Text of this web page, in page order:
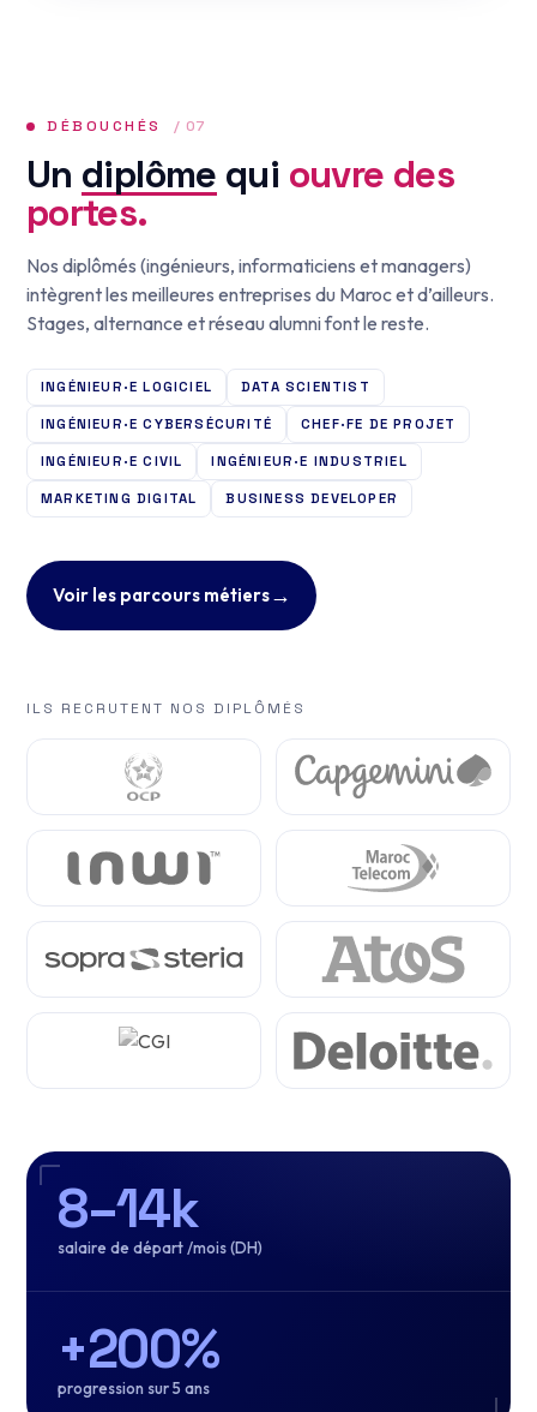
DÉBOUCHÉS / 07
Un diplôme qui ouvre des
portes.
Nos diplômés (ingénieurs, informaticiens et managers)
intègrent les meilleures entreprises du Maroc et d’ailleurs.
Stages, alternance et réseau alumni font le reste.
INGÉNIEUR·E LOGICIEL DATA SCIENTIST
INGÉNIEUR·E CYBERSÉCURITÉ CHEF·FE DE PROJET
INGÉNIEUR·E CIVIL INGÉNIEUR·E INDUSTRIEL
MARKETING DIGITAL BUSINESS DEVELOPER
Voir les parcours métiers→
ILS RECRUTENT NOS DIPLÔMÉS
8–14k
salaire de départ /mois (DH)
+200%
progression sur 5 ans